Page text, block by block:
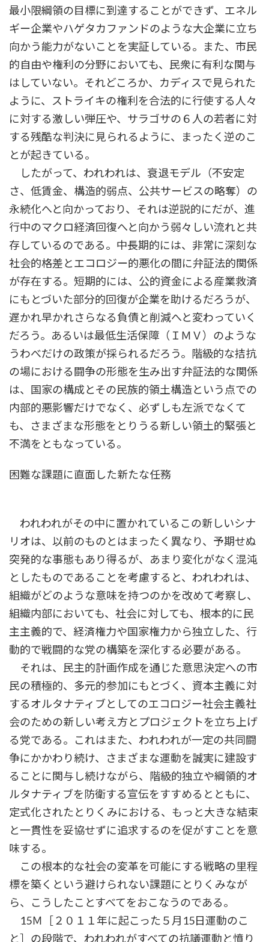
最小限綱領の目標に到達することができず、エネル
ギー企業やハゲタカファンドのような大企業に立ち
向かう能力がないことを実証している。また、市民
的自由や権利の分野においても、民衆に有利な関与
はしていない。それどころか、カディスで見られた
ように、ストライキの権利を合法的に行使する人々
に対する激しい弾圧や、サラゴサの６人の若者に対
する残酷な判決に見られるように、まったく逆のこ
とが起きている。
したがって、われわれは、衰退モデル（不安定
さ、低賃金、構造的弱点、公共サービスの略奪）の
永続化へと向かっており、それは逆説的にだが、進
行中のマクロ経済回復へと向かう弱々しい流れと共
存しているのである。中長期的には、非常に深刻な
社会的格差とエコロジー的悪化の間に弁証法的関係
が存在する。短期的には、公的資金による産業救済
にもとづいた部分的回復が企業を助けるだろうが、
遅かれ早かれさらなる負債と削減へと変わっていく
だろう。あるいは最低生活保障（ＩＭＶ）のような
うわべだけの政策が採られるだろう。階級的な拮抗
の場における闘争の形態を生み出す弁証法的な関係
は、国家の構成とその民族的領土構造という点での
内部的悪影響だけでなく、必ずしも左派でなくて
も、さまざまな形態をとりうる新しい領土的緊張と
不満をともなっている。
困難な課題に直面した新たな任務
われわれがその中に置かれているこの新しいシナ
リオは、以前のものとはまったく異なり、予期せぬ
突発的な事態もあり得るが、あまり変化がなく混沌
としたものであることを考慮すると、われわれは、
組織がどのような意味を持つのかを改めて考察し、
組織内部においても、社会に対しても、根本的に民
主主義的で、経済権力や国家権力から独立した、行
動的で戦闘的な党の構築を深化する必要がある。
それは、民主的計画作成を通じた意思決定への市
民の積極的、多元的参加にもとづく、資本主義に対
するオルタナティブとしてのエコロジー社会主義社
会のための新しい考え方とプロジェクトを立ち上げ
る党である。これはまた、われわれが一定の共同闘
争にかかわり続け、さまざまな運動を誠実に建設す
ることに関与し続けながら、階級的独立や綱領的オ
ルタナティブを防衛する宣伝をすすめるとともに、
定式化されたとりくみにおける、もっと大きな結束
と一貫性を妥協せずに追求するのを促がすことを意
味する。
この根本的な社会の変革を可能にする戦略の里程
標を築くという避けられない課題にとりくみなが
ら、こうしたことすべてをおこなうのである。
15Ｍ［２０１１年に起こった５月15日運動のこ
と］の段階で、われわれがすべての抗議運動と憤り